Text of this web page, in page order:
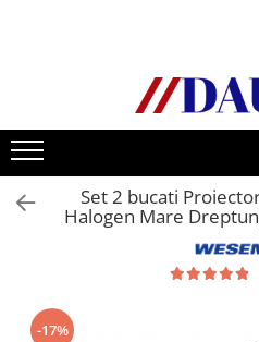
Bullbare, Suporti lumini
Accesorii inox
DAF
CF Euro 6
DAF XF Euro 6
Set 2 bucati
Halogen Mare
-17%